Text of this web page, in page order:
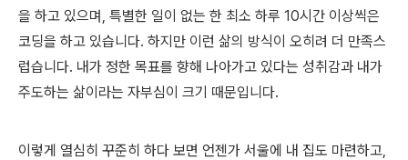
을 하고 있으며, 특별한 일이 없는 한 최소 하루 10시간 이상씩은
코딩을 하고 있습니다. 하지만 이런 삶의 방식이 오히려 더 만족스
럽습니다. 내가 정한 목표를 향해 나아가고 있다는 성취감과 내가
주도하는 삶이라는 자부심이 크기 때문입니다.
이렇게 열심히 꾸준히 하다 보면 언젠가 서울에 내 집도 마련하고,